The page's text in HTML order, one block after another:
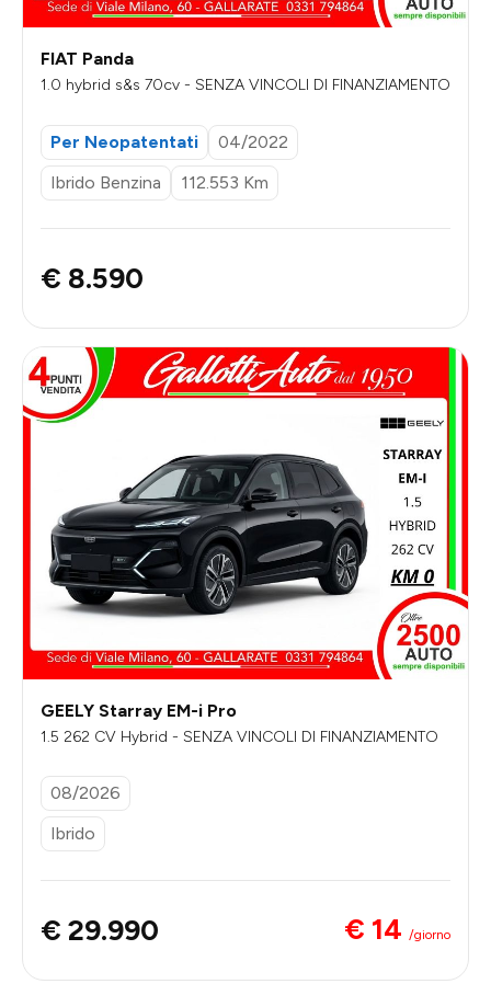
FIAT Panda
1.0 hybrid s&s 70cv - SENZA VINCOLI DI FINANZIAMENTO
Per Neopatentati
04/2022
Ibrido Benzina
112.553 Km
€ 8.590
GEELY Starray EM-i Pro
1.5 262 CV Hybrid - SENZA VINCOLI DI FINANZIAMENTO
08/2026
Ibrido
€ 29.990 € 14 /giorno